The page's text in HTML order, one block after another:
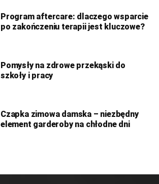
Program aftercare: dlaczego wsparcie
po zakończeniu terapii jest kluczowe?
Pomysły na zdrowe przekąski do
szkoły i pracy
Czapka zimowa damska – niezbędny
element garderoby na chłodne dni